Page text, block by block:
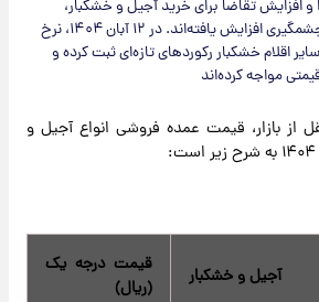
افزایش تقاضا برای خرید آجیل و خشکبار،
قیمت‌ها در بازار به شکل چشمگیری افزایش یافته‌اند. در ۱۲ آبان ۱۴۰۴، نرخ
اقلام خشکبار رکوردهای تازه‌ای ثبت کرده و
مواجه کرده‌اند
از بازار، قیمت عمده فروشی انواع آجیل و
آجیل و خشکبار
قیمت درجه یک
(ریال)